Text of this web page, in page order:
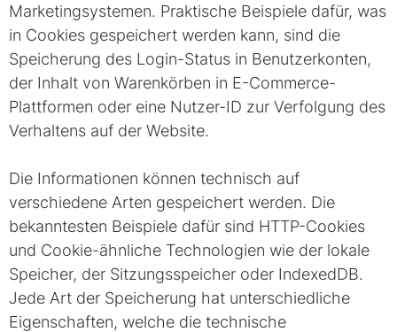
Marketingsystemen. Praktische Beispiele dafür, was
in Cookies gespeichert werden kann, sind die
Speicherung des Login-Status in Benutzerkonten,
der Inhalt von Warenkörben in E-Commerce-
Plattformen oder eine Nutzer-ID zur Verfolgung des
Verhaltens auf der Website.
Die Informationen können technisch auf
verschiedene Arten gespeichert werden. Die
bekanntesten Beispiele dafür sind HTTP-Cookies
und Cookie-ähnliche Technologien wie der lokale
Speicher, der Sitzungsspeicher oder IndexedDB.
Jede Art der Speicherung hat unterschiedliche
Eigenschaften, welche die technische